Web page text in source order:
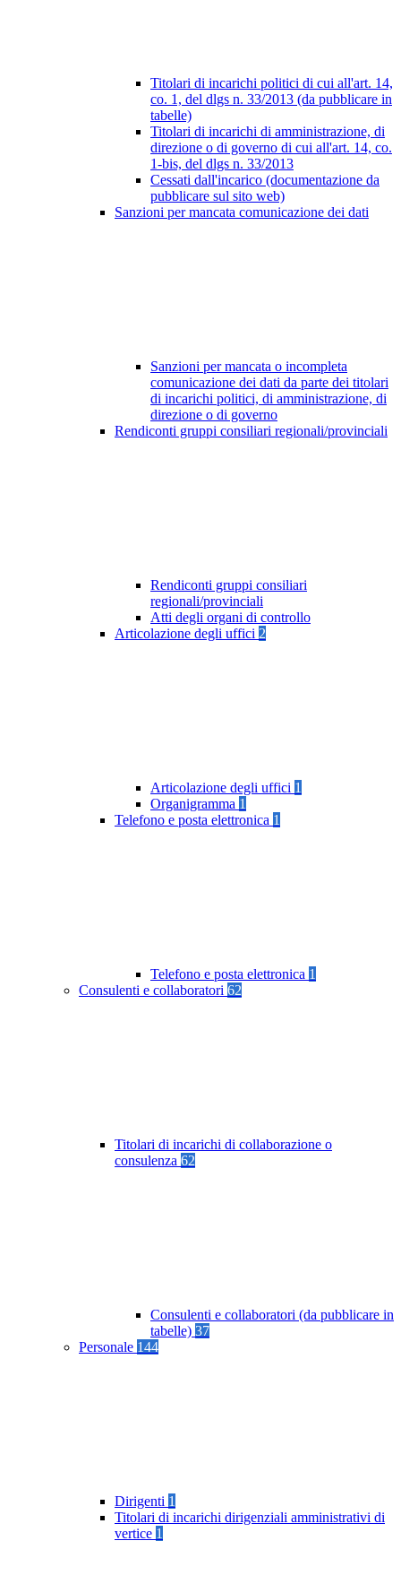
Titolari di incarichi politici di cui all'art. 14,
co. 1, del dlgs n. 33/2013 (da pubblicare in
tabelle)
Titolari di incarichi di amministrazione, di
direzione o di governo di cui all'art. 14, co.
1-bis, del dlgs n. 33/2013
Cessati dall'incarico (documentazione da
pubblicare sul sito web)
Sanzioni per mancata comunicazione dei dati
Sanzioni per mancata o incompleta
comunicazione dei dati da parte dei titolari
di incarichi politici, di amministrazione, di
direzione o di governo
Rendiconti gruppi consiliari regionali/provinciali
Rendiconti gruppi consiliari
regionali/provinciali
Atti degli organi di controllo
Articolazione degli uffici 2
Articolazione degli uffici 1
Organigramma 1
Telefono e posta elettronica 1
Telefono e posta elettronica 1
Consulenti e collaboratori 62
Titolari di incarichi di collaborazione o
consulenza 62
Consulenti e collaboratori (da pubblicare in
tabelle) 37
Personale 144
Dirigenti 1
Titolari di incarichi dirigenziali amministrativi di
vertice 1